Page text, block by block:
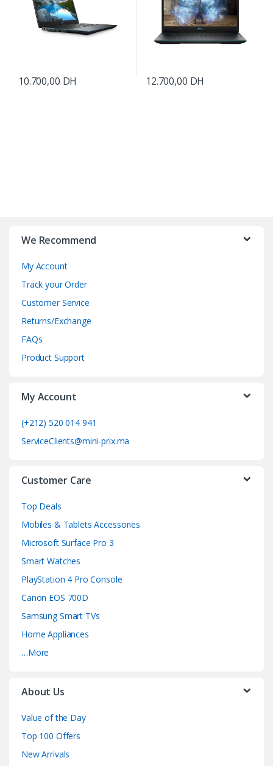
10.700,00 DH 12.700,00 DH
We Recommend
My Account
Track your Order
Customer Service
Returns/Exchange
FAQs
Product Support
My Account
(+212) 520 014 941
ServiceClients@mini-prix.ma
Customer Care
Top Deals
Mobiles & Tablets Accessories
Microsoft Surface Pro 3
Smart Watches
PlayStation 4 Pro Console
Canon EOS 700D
Samsung Smart TVs
Home Appliances
…More
About Us
Value of the Day
Top 100 Offers
New Arrivals